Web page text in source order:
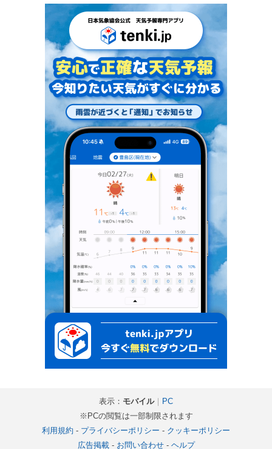
表示： モバイル｜
PC
※PCの閲覧は一部制限されます
利用規約 - プライバシーポリシー - クッキーポリシー
広告掲載- お問い合わせ- ヘルプ